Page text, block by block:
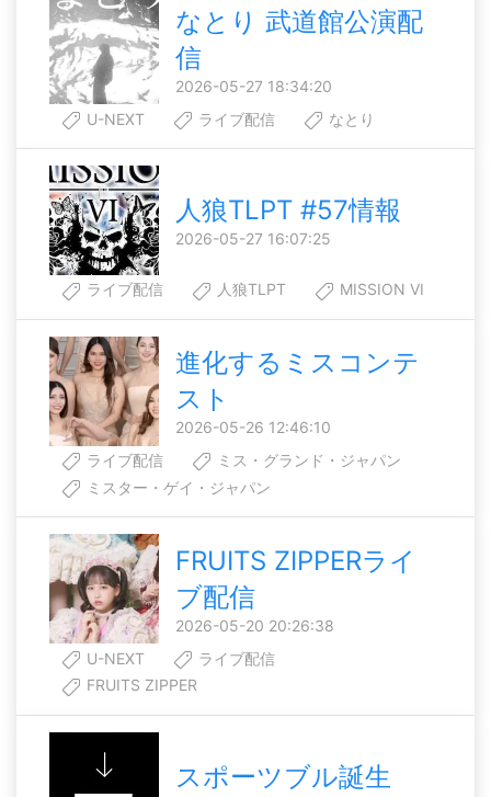
なとり 武道館公演配
信
2026-05-27 18:34:20
U-NEXT
ライブ配信 なとり
人狼TLPT #57情報
2026-05-27 16:07:25
ライブ配信 人狼TLPT MISSION VI
進化するミスコンテ
スト
2026-05-26 12:46:10
ライブ配信
ミス・グランド・ジャパン
ミスター・ゲイ・ジャパン
FRUITS ZIPPERライ
ブ配信
2026-05-20 20:26:38
U-NEXT
ライブ配信
FRUITS ZIPPER
スポーツブル誕生